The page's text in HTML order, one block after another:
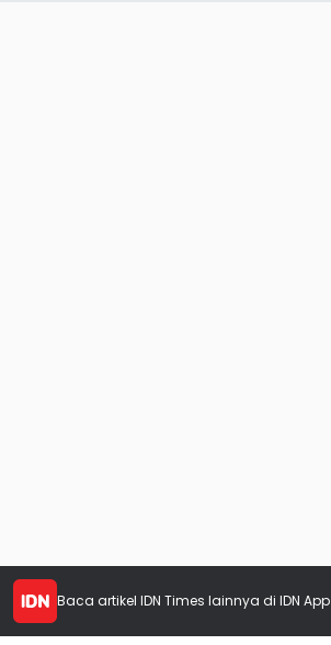
Baca artikel IDN Times lainnya di IDN App